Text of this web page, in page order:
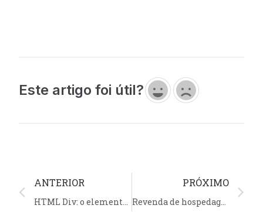
Este artigo foi útil?
ANTERIOR
HTML Div: o elemento de divisão do HTML
PRÓXIMO
Revenda de hospedagem: Como gerenciar pelo DirectAdmin